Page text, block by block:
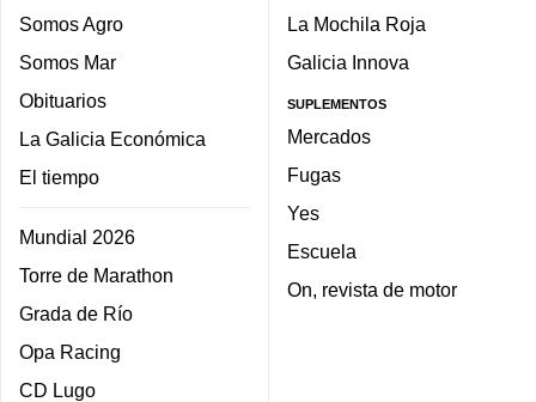
Somos Agro
Somos Mar
Obituarios
La Galicia Económica
El tiempo
Mundial 2026
Torre de Marathon
Grada de Río
Opa Racing
CD Lugo
La Mochila Roja
Galicia Innova
SUPLEMENTOS
Mercados
Fugas
Yes
Escuela
On, revista de motor